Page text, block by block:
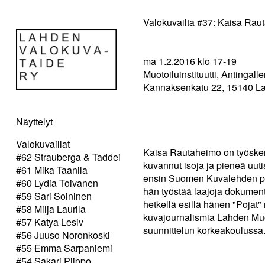
Näyttelyt
Valokuvaillat
#62 Strauberga & Taddei
#61 Mika Taanila
#60 Lydia Toivanen
#59 Sari Soininen
#58 Milja Laurila
#57 Katya Lesiv
#56 Juuso Noronkoski
#55 Emma Sarpaniemi
Valokuvailta #37: Kaisa
ma 1.2.2016 klo 17-19
Muotoiluinstituutti,
Kannaksenkatu 22, 15140
Kaisa Rautaheimo on
kuvannut isoja ja pieneä
ensin Suomen Kuvalehden
hän työstää laajoja
hetkellä esillä hänen
kuvajournalismia Lahden
suunnittelun korkeakoulussa.